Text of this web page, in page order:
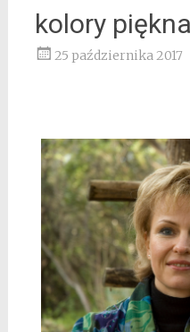
kolory
25 października 2017